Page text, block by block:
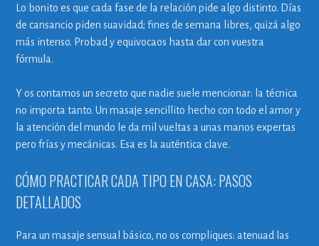
Lo bonito es que cada fase de la relación pide algo distinto. Días
de cansancio piden suavidad; fines de semana libres, quizá algo
más intenso. Probad y equivocaos hasta dar con vuestra
fórmula.
Y os contamos un secreto que nadie suele mencionar: la técnica
no importa tanto. Un masaje sencillito hecho con todo el amor y
la atención del mundo le da mil vueltas a unas manos expertas
pero frías y mecánicas. Esa es la auténtica clave.
CÓMO PRACTICAR CADA TIPO EN CASA: PASOS
DETALLADOS
Para un masaje sensual básico, no os compliques: atenuad las